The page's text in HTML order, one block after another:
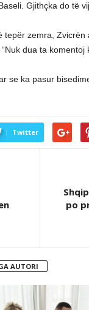
Gjithçka do të
zemra,
dua ta komentoj
se ka pasur
Twitter
po
AUTORI